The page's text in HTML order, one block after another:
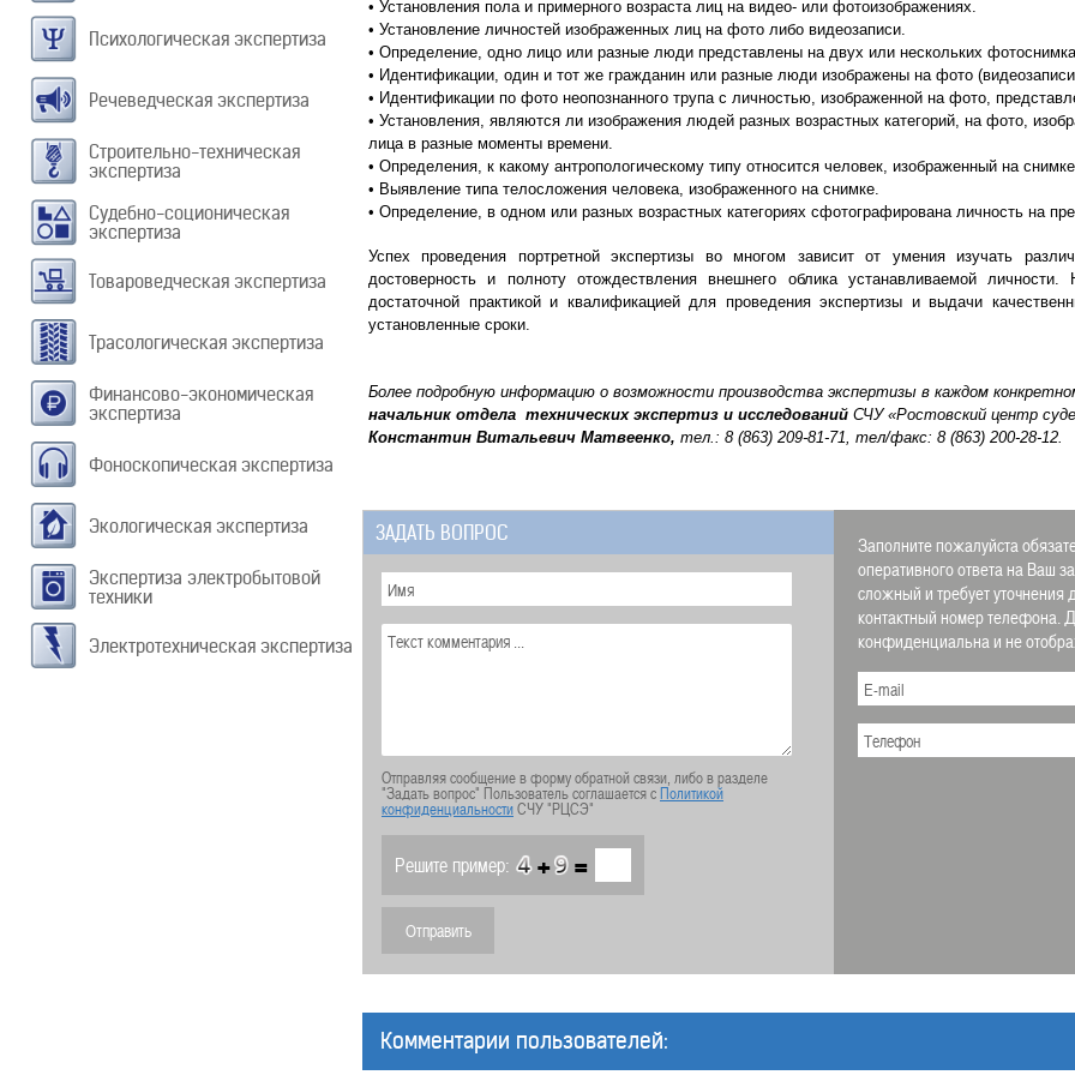
Психологическая экспертиза
Речеведческая экспертиза
Строительно-техническая
экспертиза
Судебно-соционическая
экспертиза
Товароведческая экспертиза
Трасологическая экспертиза
Финансово-экономическая
экспертиза
Фоноскопическая экспертиза
Экологическая экспертиза
Экспертиза электробытовой
техники
Электротехническая экспертиза
• Установления пола и примерного возраста лиц на видео- или фотоизображениях.
• Установление личностей изображенных лиц на фото либо видеозаписи.
• Определение, одно лицо или разные люди представлены на двух или нескольких
• Идентификации, один и тот же гражданин или разные люди изображены на фото
• Идентификации по фото неопознанного трупа с личностью, изображенной на фото,
• Установления, являются ли изображения людей разных возрастных категорий, на фото,
лица в разные моменты времени.
• Определения, к какому антропологическому типу относится человек, изображенный на
• Выявление типа телосложения человека, изображенного на снимке.
• Определение, в одном или разных возрастных категориях сфотографирована личность на
Успех проведения портретной экспертизы во многом зависит от умения изучать
достоверность и полноту отождествления внешнего облика устанавливаемой
достаточной практикой и квалификацией для проведения экспертизы и выдачи
установленные сроки.
Более подробную информацию о возможности производства экспертизы в каждом
начальник отдела технических экспертиз и исследований СЧУ «Ростовский центр
Константин Витальевич Матвеенко, тел.: 8 (863) 209-81-71, тел/факс: 8 (863) 200-28-12.
ЗАДАТЬ ВОПРОС
Отправляя сообщение в форму обратной связи, либо в разделе
"Задать вопрос" Пользователь соглашается сПолитикой
конфиденциальностиСЧУ "РЦСЭ"
Решите пример: + =
Заполните пожалуйста
оперативного ответа на Ваш
сложный и требует уточнения
контактный номер
конфиденциальна и не
Комментарии пользователей: